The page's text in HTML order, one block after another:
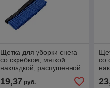
Щетка для уборки снега
со скребком, мягкой
накладкой, распушенной
щетиной, 70см - 60-6-057
19,37 руб.
со